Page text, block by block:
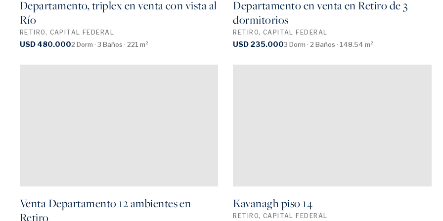
Departamento, triplex en venta con vista al
Río
RETIRO, CAPITAL FEDERAL
USD 480.0002 Dorm · 3 Baños · 221 m²
Departamento en venta en Retiro de 3
dormitorios
RETIRO, CAPITAL FEDERAL
USD 235.0003 Dorm · 2 Baños · 148.54 m²
Venta Departamento 12 ambientes en
Retiro
Kavanagh piso 14
RETIRO, CAPITAL FEDERAL